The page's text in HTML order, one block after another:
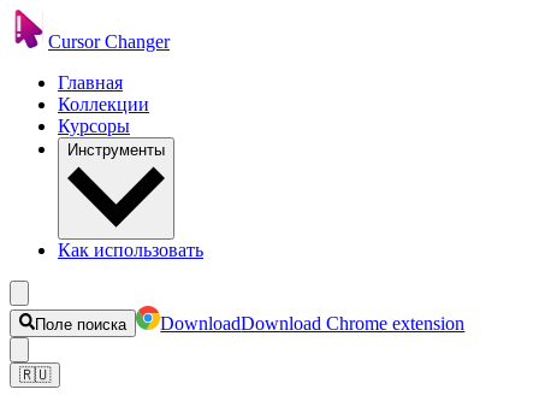
Cursor Changer
Главная
Коллекции
Курсоры
Инструменты
Как использовать
Поле поиска DownloadDownload Chrome extension
🇷🇺